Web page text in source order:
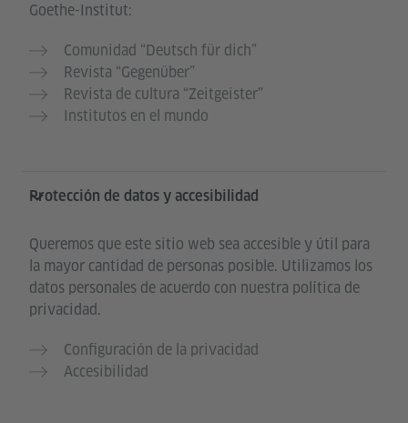
Goethe-Institut:
Comunidad “Deutsch für dich”
Revista “Gegenüber”
Revista de cultura “Zeitgeister”
Institutos en el mundo
Protección de datos y accesibilidad
Queremos que este sitio web sea accesible y útil para
la mayor cantidad de personas posible. Utilizamos los
datos personales de acuerdo con nuestra política de
privacidad.
Configuración de la privacidad
Accesibilidad